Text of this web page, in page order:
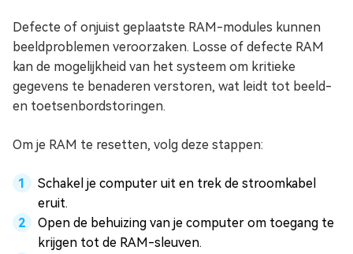
Defecte of onjuist geplaatste RAM-modules kunnen
beeldproblemen veroorzaken. Losse of defecte RAM
kan de mogelijkheid van het systeem om kritieke
gegevens te benaderen verstoren, wat leidt tot beeld-
en toetsenbordstoringen.
Om je RAM te resetten, volg deze stappen:
Schakel je computer uit en trek de stroomkabel
eruit.
Open de behuizing van je computer om toegang te
krijgen tot de RAM-sleuven.